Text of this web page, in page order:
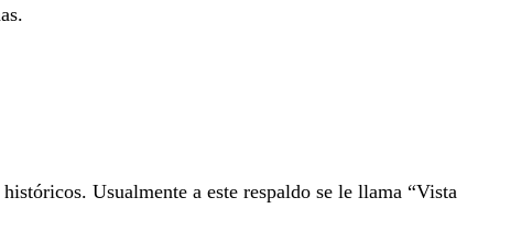
Usualmente a este respaldo se le llama “Vista